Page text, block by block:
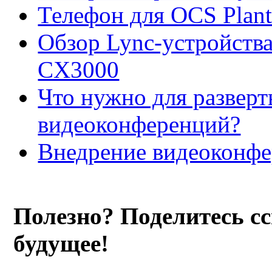
Телефон для OCS
Обзор Lync-
CX3000
Что нужно для
видеоконференций?
Внедрение
Полезно? Поделитесь
будущее!